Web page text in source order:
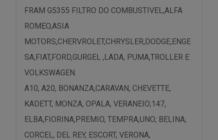
FRAM G5355 FILTRO DO COMBUSTIVEL,ALFA
ROMEO,ASIA
MOTORS,CHERVROLET,CHRYSLER,DODGE,ENGE
SA,FIAT,FORD,GURGEL ,LADA, PUMA,TROLLER E
VOLKSWAGEN.
A10, A20, BONANZA,CARAVAN, CHEVETTE,
KADETT, MONZA, OPALA, VERANEIO;147,
ELBA,FIORINA,PREMIO, TEMPRA,UNO; BELINA,
CORCEL, DEL REY, ESCORT, VERONA,